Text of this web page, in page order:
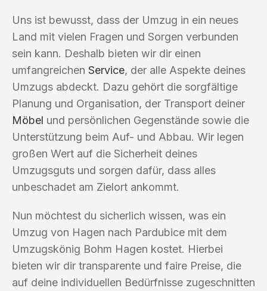
Uns ist bewusst, dass der Umzug in ein neues
Land mit vielen Fragen und Sorgen verbunden
sein kann. Deshalb bieten wir dir einen
umfangreichen Service, der alle Aspekte deines
Umzugs abdeckt. Dazu gehört die sorgfältige
Planung und Organisation, der Transport deiner
Möbel und persönlichen Gegenstände sowie die
Unterstützung beim Auf- und Abbau. Wir legen
großen Wert auf die Sicherheit deines
Umzugsguts und sorgen dafür, dass alles
unbeschadet am Zielort ankommt.
Nun möchtest du sicherlich wissen, was ein
Umzug von Hagen nach Pardubice mit dem
Umzugskönig Bohm Hagen kostet. Hierbei
bieten wir dir transparente und faire Preise, die
auf deine individuellen Bedürfnisse zugeschnitten